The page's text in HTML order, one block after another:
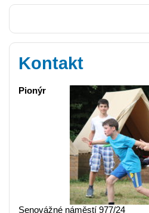
Kontakt
Pionýr
Senovážné náměstí 977/24